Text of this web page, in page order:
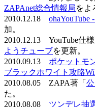
ZAPAnet総合情報局をよ
2010.12.18
加。
2010.12.13 YouTube仕
ようチューブを更新。
2010.09.13 ポケットモ
ブラックホワイト攻略
2010.08.05 ZAPA著「
た。
2010.08.08 ツンデレ抽